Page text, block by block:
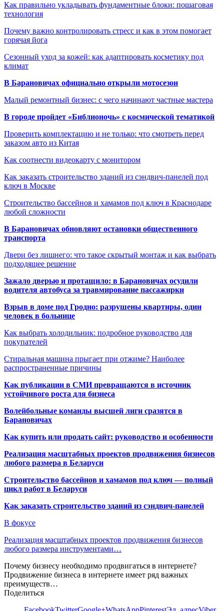
Как правильно укладывать фундаментные блоки: пошаговая
технология
Почему важно контролировать стресс и как в этом помогает
горячая йога
Сезонный уход за кожей: как адаптировать косметику под
климат
В Барановичах официально открыли мотосезон
Малый ремонтный бизнес: с чего начинают частные мастера
В городе пройдет «Библионочь» с космической тематикой
Проверить комплектацию и не только: что смотреть перед
заказом авто из Китая
Как соотнести видеокарту с монитором
Как заказать строительство зданий из сэндвич-панелей под
ключ в Москве
Строительство бассейнов и хамамов под ключ в Краснодаре
любой сложности
В Барановичах обновляют остановки общественного
транспорта
Двери без лишнего: что такое скрытый монтаж и как выбрать
подходящее решение
Зажало дверью и протащило: в Барановичах осудили
водителя автобуса за травмирование пассажирки
Взрыв в доме под Гродно: разрушены квартиры, один
человек в больнице
Как выбрать холодильник: подробное руководство для
покупателей
Стиральная машина прыгает при отжиме? Наиболее
распространенные причины
Как публикации в СМИ превращаются в источник
устойчивого роста для бизнеса
Волейбольные команды высшей лиги сразятся в
Барановичах
Как купить или продать сайт: руководство и особенности
Реализация масштабных проектов продвижения бизнесов
любого размера в Беларуси
Строительство бассейнов и хамамов под ключ — полный
цикл работ в Беларуси
Как заказать строительство зданий из сэндвич-панелей
В фокусе
Реализация масштабных проектов продвижения бизнесов
любого размера инструментами…
Почему бизнесу необходимо продвигаться в интернете?
Продвижение бизнеса в интернете имеет ряд важных
преимуществ…
Поделиться